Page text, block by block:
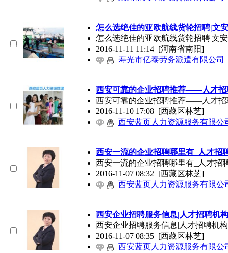
怎么选绝佳的亚欧航线货轮招聘|文
怎么选绝佳的亚欧航线货轮招聘|文
2016-11-11 11:14 [河南省南阳]
寿光市亿泰劳务派遣有限公司
西安可靠的企业招聘推荐——人才招
西安可靠的企业招聘推荐——人才招
2016-11-10 17:08 [西藏区林芝]
西安蓝页人力资源服务有限公
西安一流的企业招聘哪里有_人才招
西安一流的企业招聘哪里有_人才招
2016-11-07 08:32 [西藏区林芝]
西安蓝页人力资源服务有限公
西安企业招聘服务信息|人才招聘机构
西安企业招聘服务信息|人才招聘机
2016-11-07 08:35 [西藏区林芝]
西安蓝页人力资源服务有限公